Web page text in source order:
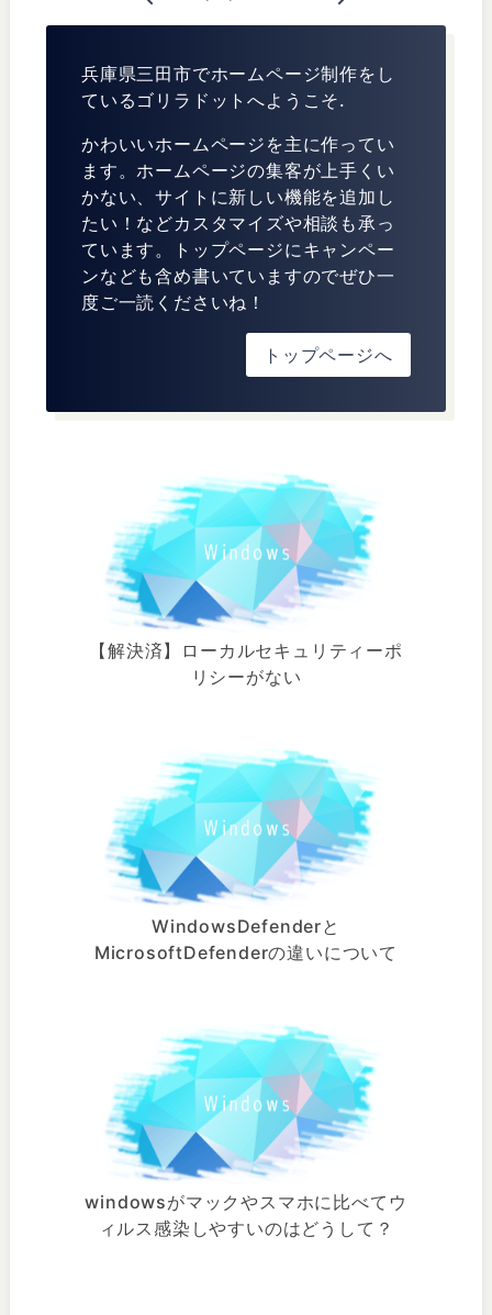
兵庫県三田市でホームページ制作をし
ているゴリラドットへようこそ.
かわいいホームページを主に作ってい
ます。ホームページの集客が上手くい
かない、サイトに新しい機能を追加し
たい！などカスタマイズや相談も承っ
ています。トップページにキャンペー
ンなども含め書いていますのでぜひ一
度ご一読くださいね！
トップページへ
【解決済】ローカルセキュリティーポ
リシーがない
WindowsDefenderと
MicrosoftDefenderの違いについて
windowsがマックやスマホに比べてウ
ィルス感染しやすいのはどうして？